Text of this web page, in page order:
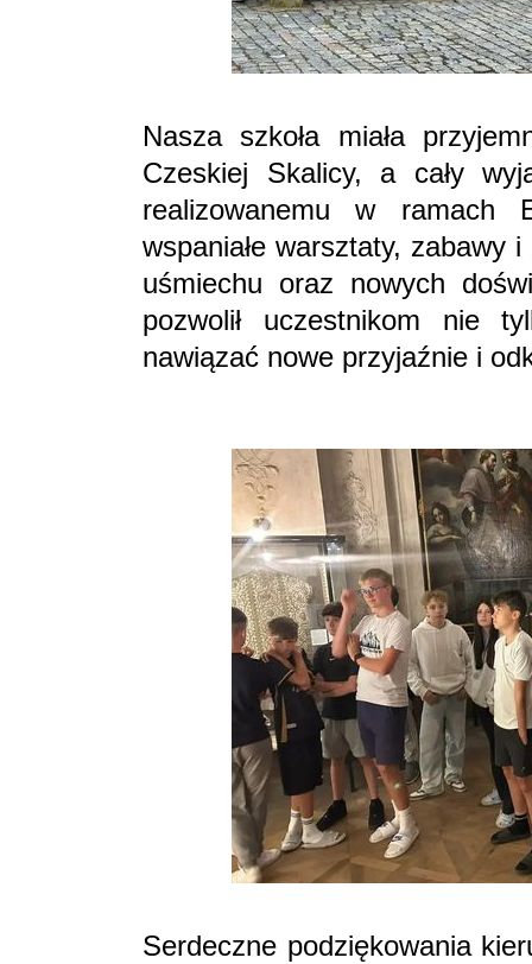
Nasza szkoła miała
Czeskiej Skalicy, a cały
realizowanemu w ramach
wspaniałe warsztaty, zabawy
uśmiechu oraz nowych
pozwolił uczestnikom nie
nawiązać nowe przyjaźnie i
Serdeczne podziękowania